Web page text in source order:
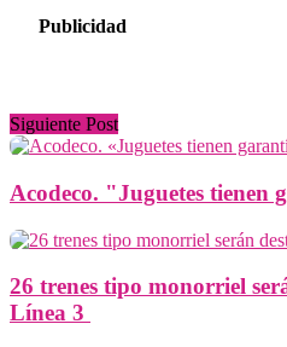
Publicidad
Siguiente Post
Acodeco. "Juguetes tienen
26 trenes tipo monorriel
Línea 3